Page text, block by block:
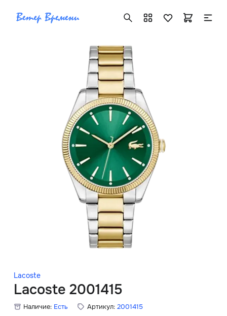
Lacoste
Lacoste 2001415
Наличие: Есть Артикул: 2001415
+7 ( 705 ) 181-42-50
info@vetervremeni.kz
Авторизация
Каталог
Мужские часы
Женские часы
Скидки
Главная